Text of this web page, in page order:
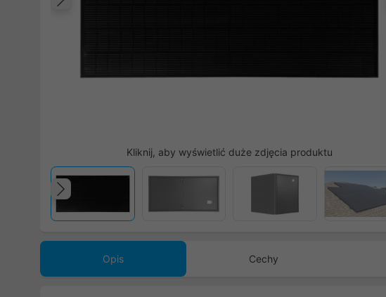
Kliknij, aby wyświetlić duże zdjęcia produktu
Poprzedni
Opis Cechy